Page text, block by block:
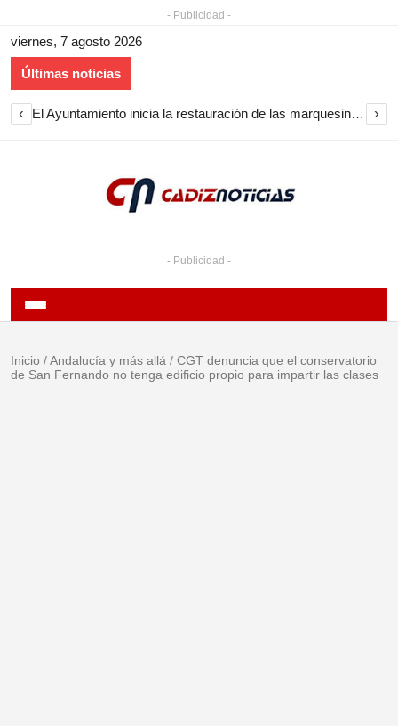
- Publicidad -
viernes, 7 agosto 2026
Últimas noticias
‹ El Ayuntamiento inicia la restauración de las marquesinas de Plaza Esteve para volver a instalarlas en el centro de Jerez ›
- Publicidad -
Inicio /Andalucía y más allá / CGT denuncia que el conservatorio
de San Fernando no tenga edificio propio para impartir las clases